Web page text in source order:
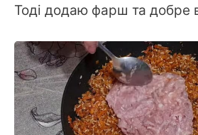
Тоді додаю фарш та добре